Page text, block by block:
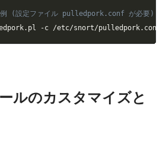
(設定ファイル pulledpork.conf が必要)
-c /etc/snort/pulledpork.conf
ルのカスタマイズと